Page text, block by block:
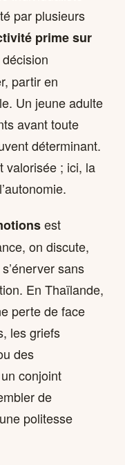
par plusieurs
prime sur
partir en
Un jeune adulte
avant toute
déterminant.
valorisée ; ici, la
est
on discute,
sans
En Thaïlande,
perte de face
les griefs
des
conjoint
de
politesse